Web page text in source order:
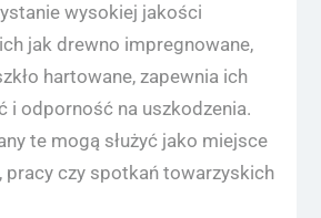
wysokiej jakości
jak drewno impregnowane,
hartowane, zapewnia ich
i odporność na uszkodzenia.
te mogą służyć jako miejsce
pracy czy spotkań towarzyskich